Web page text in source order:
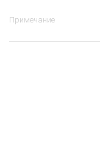
Автомобиль